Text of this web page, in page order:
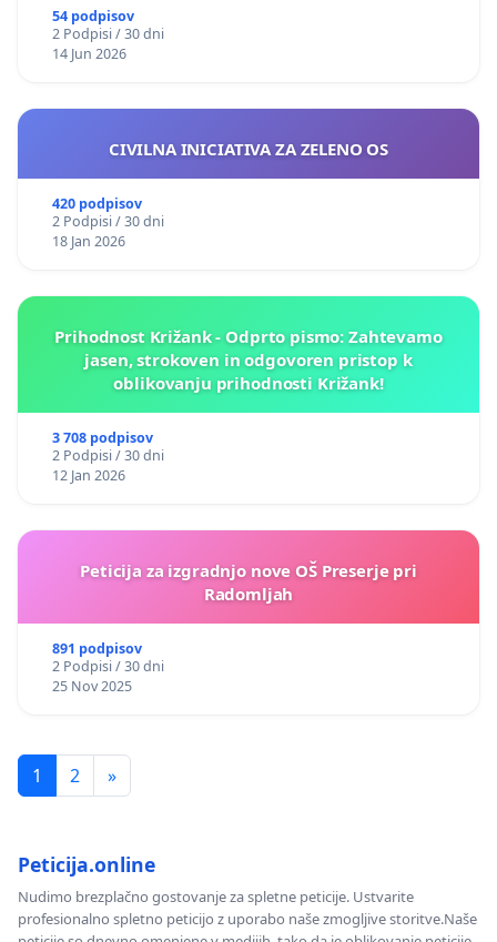
54 podpisov
2 Podpisi / 30 dni
14 Jun 2026
CIVILNA INICIATIVA ZA ZELENO OS
420 podpisov
2 Podpisi / 30 dni
18 Jan 2026
Prihodnost Križank - Odprto pismo: Zahtevamo
jasen, strokoven in odgovoren pristop k
oblikovanju prihodnosti Križank!
3 708 podpisov
2 Podpisi / 30 dni
12 Jan 2026
Peticija za izgradnjo nove OŠ Preserje pri
Radomljah
891 podpisov
2 Podpisi / 30 dni
25 Nov 2025
1 2 »
Peticija.online
Nudimo brezplačno gostovanje za spletne peticije. Ustvarite
profesionalno spletno peticijo z uporabo naše zmogljive storitve.Naše